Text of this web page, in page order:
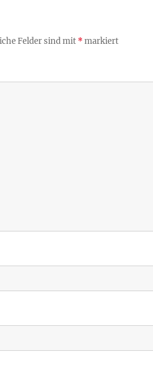
Felder sind mit *markiert